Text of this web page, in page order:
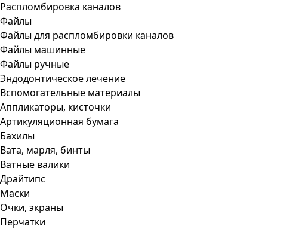
Распломбировка каналов
Файлы
Файлы для распломбировки каналов
Файлы машинные
Файлы ручные
Эндодонтическое лечение
Вспомогательные материалы
Аппликаторы, кисточки
Артикуляционная бумага
Бахилы
Вата, марля, бинты
Ватные валики
Драйтипс
Маски
Очки, экраны
Перчатки